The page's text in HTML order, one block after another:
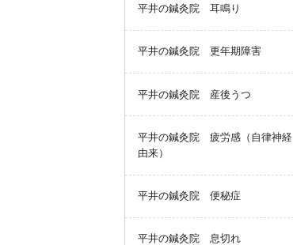
平井の鍼灸院 耳鳴り
平井の鍼灸院 更年期障害
平井の鍼灸院 産後うつ
平井の鍼灸院 疲労感（自律神経
由来）
平井の鍼灸院 便秘症
平井の鍼灸院 息切れ